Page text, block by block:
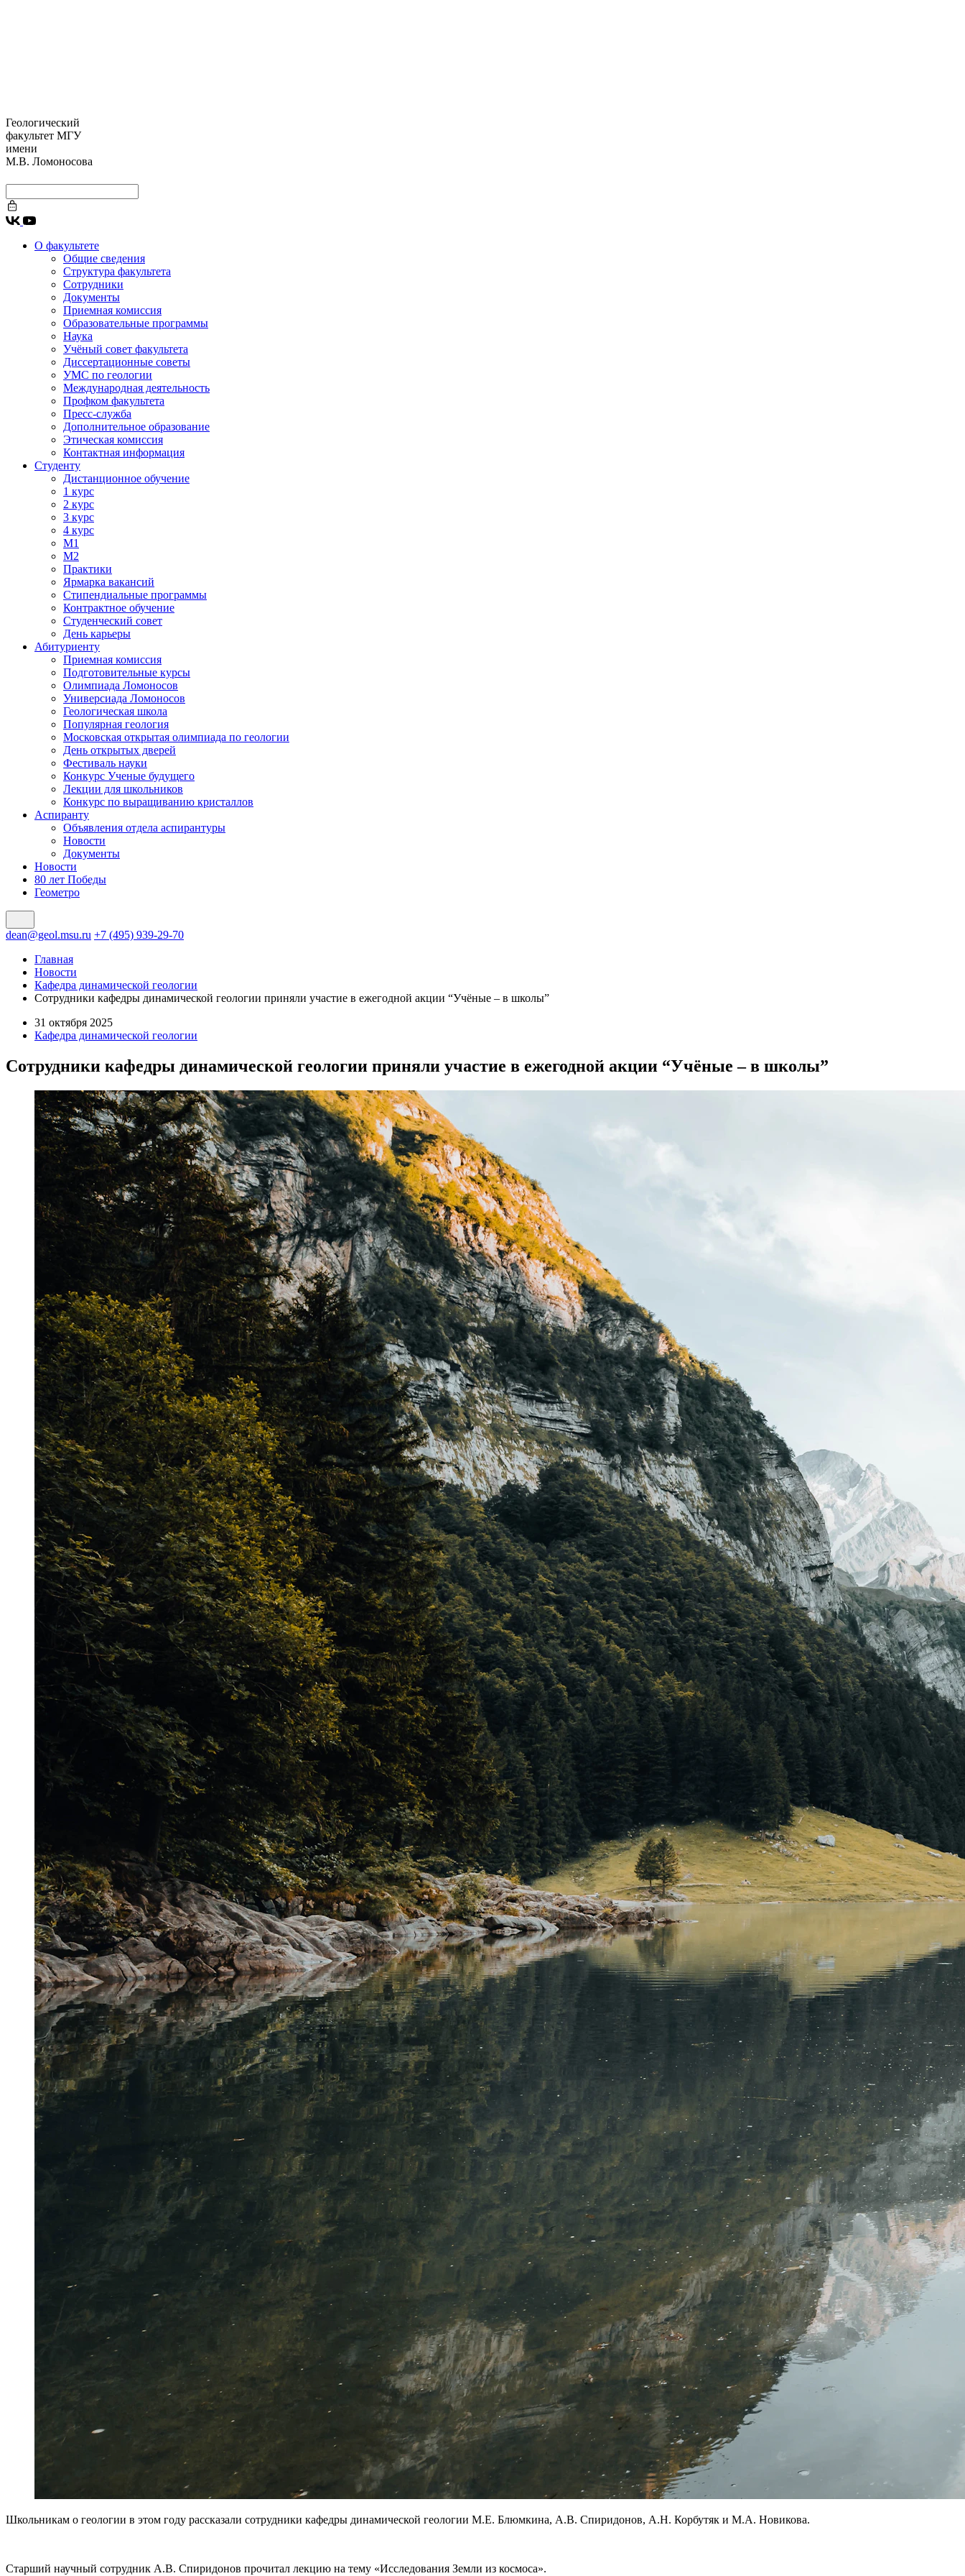
Геологический
факультет МГУ
имени
М.В. Ломоносова
О факультете
Общие сведения
Структура факультета
Сотрудники
Документы
Приемная комиссия
Образовательные программы
Наука
Учёный совет факультета
Диссертационные советы
УМС по геологии
Международная деятельность
Профком факультета
Пресс-служба
Дополнительное образование
Этическая комиссия
Контактная информация
Студенту
Дистанционное обучение
1 курс
2 курс
3 курс
4 курс
М1
М2
Практики
Ярмарка вакансий
Стипендиальные программы
Контрактное обучение
Студенческий совет
День карьеры
Абитуриенту
Приемная комиссия
Подготовительные курсы
Олимпиада Ломоносов
Универсиада Ломоносов
Геологическая школа
Популярная геология
Московская открытая олимпиада по геологии
День открытых дверей
Фестиваль науки
Конкурс Ученые будущего
Лекции для школьников
Конкурс по выращиванию кристаллов
Аспиранту
Объявления отдела аспирантуры
Новости
Документы
Новости
80 лет Победы
Геометро
dean@geol.msu.ru +7 (495) 939-29-70
Главная
Новости
Кафедра динамической геологии
Сотрудники кафедры динамической геологии приняли участие в ежегодной акции “Учёные – в школы”
31 октября 2025
Кафедра динамической геологии
Сотрудники кафедры динамической геологии приняли участие в ежегодной акции “Учёные – в школы”
Школьникам о геологии в этом году рассказали сотрудники кафедры динамической геологии М.Е. Блюмкина, А.В. Спиридонов, А.Н. Корбутяк и М.А. Новикова.
Старший научный сотрудник А.В. Спиридонов прочитал лекцию на тему «Исследования Земли из космоса».